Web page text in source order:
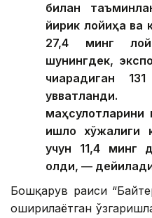
билан
йирик лойиҳа ва
27,4 минг
шунингдек,
чиқарадиган
маҳсулотларини
қишлоқ
учун 11,4 минг
олди, —
Бошқарув раиси
оширилаётган